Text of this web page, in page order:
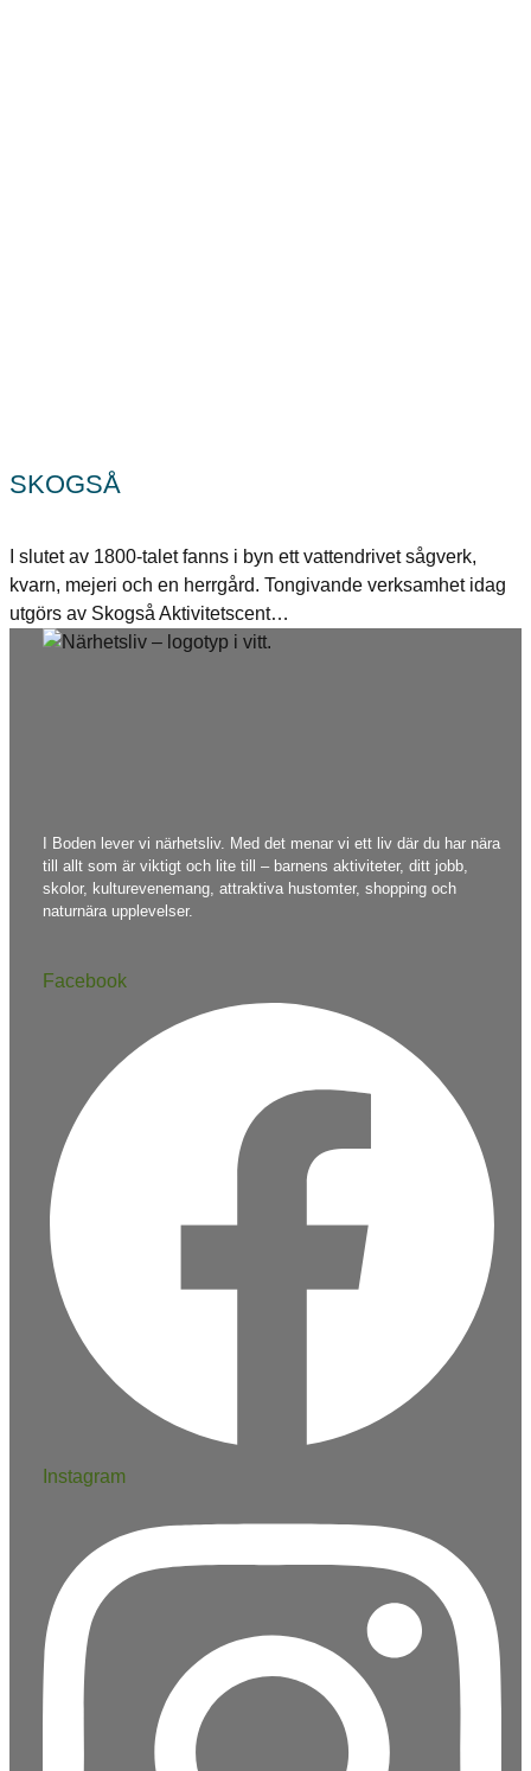
SKOGSÅ
I slutet av 1800-talet fanns i byn ett vattendrivet sågverk,
kvarn, mejeri och en herrgård. Tongivande verksamhet idag
utgörs av Skogså Aktivitetscent…
I Boden lever vi närhetsliv. Med det menar vi ett liv där du har nära
till allt som är viktigt och lite till – barnens aktiviteter, ditt jobb,
skolor, kulturevenemang, attraktiva hustomter, shopping och
naturnära upplevelser.
Facebook
Instagram